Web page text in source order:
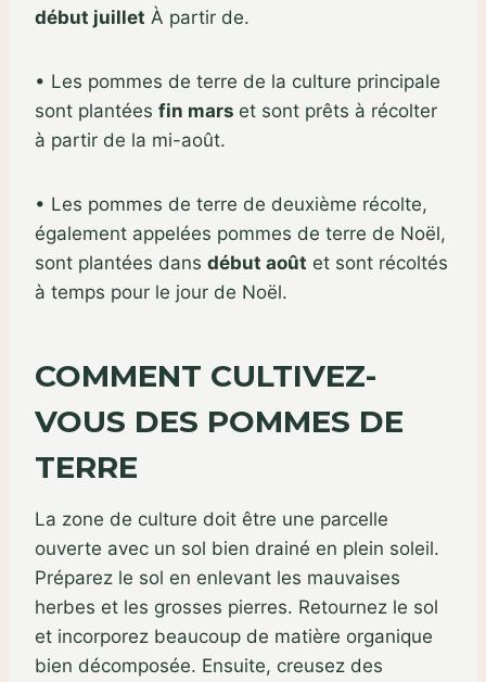
début juillet À partir de.
• Les pommes de terre de la culture principale
sont plantées fin mars et sont prêts à récolter
à partir de la mi-août.
• Les pommes de terre de deuxième récolte,
également appelées pommes de terre de Noël,
sont plantées dans début août et sont récoltés
à temps pour le jour de Noël.
COMMENT CULTIVEZ-
VOUS DES POMMES DE
TERRE
La zone de culture doit être une parcelle
ouverte avec un sol bien drainé en plein soleil.
Préparez le sol en enlevant les mauvaises
herbes et les grosses pierres. Retournez le sol
et incorporez beaucoup de matière organique
bien décomposée. Ensuite, creusez des